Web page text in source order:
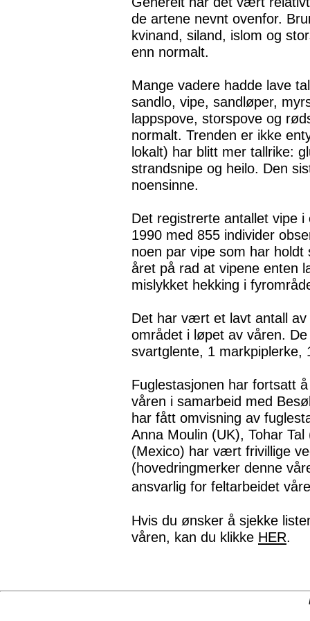
de artene nevnt ovenfor.
kvinand, siland, islom og
enn normalt.
Mange vadere hadde lave
sandlo, vipe, sandløper,
lappspove, storspove og
normalt. Trenden er ikke
lokalt) har blitt mer tallrike:
strandsnipe og heilo. Den
noensinne.
Det registrerte antallet vipe
1990 med 855 individer
noen par vipe som har
året på rad at vipene enten
mislykket hekking i
Det har vært et lavt antall av
området i løpet av våren.
svartglente, 1 markpiplerke,
Fuglestasjonen har fortsatt
våren i samarbeid med
har fått omvisning av
Anna Moulin (UK), Tohar
(Mexico) har vært frivillige
(hovedringmerker denne
ansvarlig for feltarbeidet
Hvis du ønsker å sjekke
våren, kan du klikke HER.